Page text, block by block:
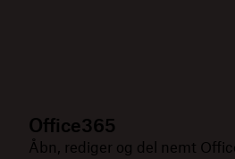
Office365
Åbn, rediger og del nemt